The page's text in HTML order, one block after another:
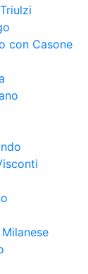
con Casone